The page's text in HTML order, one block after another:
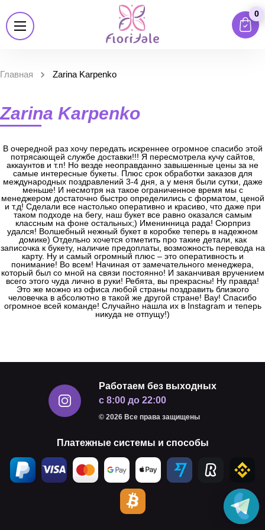
0
Главная Zarina Karpenko
Zarina Karpenko
В очередной раз хочу передать искреннее огромное спасибо этой
потрясающей службе доставки!!! Я пересмотрела кучу сайтов,
аккаунтов и т.п! Но везде неоправданно завышенные цены за не
самые интересные букеты. Плюс срок обработки заказов для
международных поздравлений 3-4 дня, а у меня были сутки, даже
меньше! И несмотря на такое ограниченное время мы с
менеджером достаточно быстро определились с форматом, ценой
и т.д! Сделали все настолько оперативно и красиво, что даже при
таком подходе на бегу, наш букет все равно оказался самым
классным на фоне остальных;) Именинница рада! Сюрприз
удался! Волшебный нежный букет в коробке теперь в надежном
домике) Отдельно хочется отметить про такие детали, как
записочка к букету, наличие предоплаты, возможность перевода на
карту. Ну и самый огромный плюс – это оперативность и
понимание! Во всем! Начиная от замечательного менеджера,
который был со мной на связи постоянно! И заканчивая вручением
всего этого чуда лично в руки! Ребята, вы прекрасны! Ну правда!
Это же можно из офиса любой страны поздравить близкого
человечка в абсолютно в такой же другой стране! Вау! Спасибо
огромное всей команде! Случайно нашла их в Instagram и теперь
никуда не отпущу!)
Работаем без выходных
с 8:00 до 22:00
© 2026 Все права защищены
Платежные системы и способы